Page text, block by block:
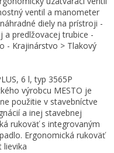
ventil a manometer
diely na prístroji -
a predlžovacej trubice -
- Krajinárstvo > Tlakový
6 l, typ 3565P
výrobcu MESTO je
použitie v stavebníctve
a inej stavebnej
rukoväť s integrovaným
Ergonomická rukoväť
lievika